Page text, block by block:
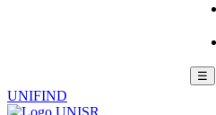
☰
UNIFIND